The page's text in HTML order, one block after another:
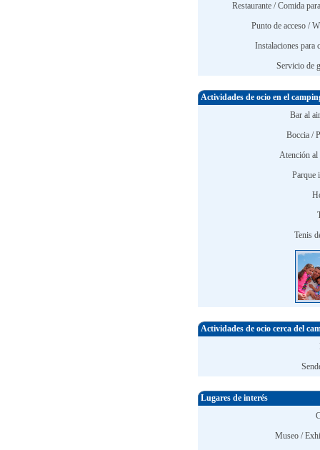
Restaurante / Comida
Punto de acceso /
Instalaciones para
Servicio de
Actividades de ocio en el
Bar al
Boccia /
Atención al
Parque
Tenis
Actividades de ocio cerca del
Lugares de interés
Museo /